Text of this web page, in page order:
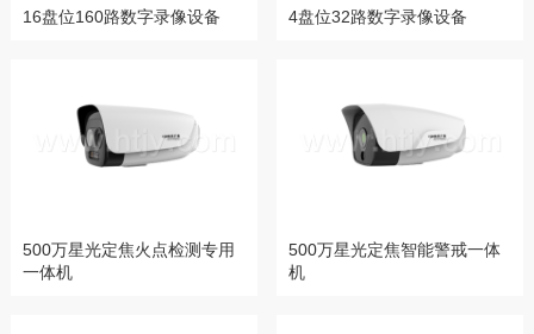
16盘位160路数字录像设备 4盘位32路数字录像设备
500万星光定焦火点检测专用
一体机
500万星光定焦智能警戒一体
机